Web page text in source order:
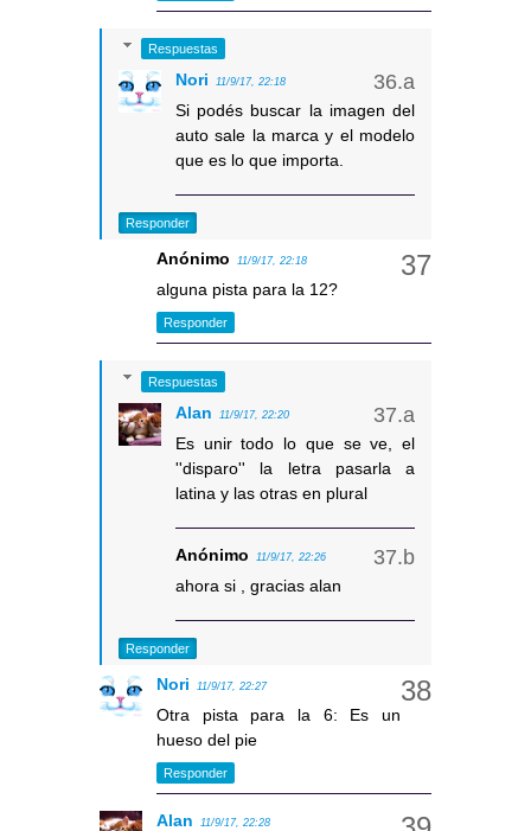
Respuestas
Nori 11/9/17, 22:18
Si podés buscar la imagen del
auto sale la marca y el modelo
que es lo que importa.
Responder
Anónimo 11/9/17, 22:18
alguna pista para la 12?
Responder
Respuestas
Alan 11/9/17, 22:20
Es unir todo lo que se ve, el
''disparo'' la letra pasarla a
latina y las otras en plural
Anónimo 11/9/17, 22:26
ahora si , gracias alan
Responder
Nori 11/9/17, 22:27
Otra pista para la 6: Es un
hueso del pie
Responder
Alan 11/9/17, 22:28